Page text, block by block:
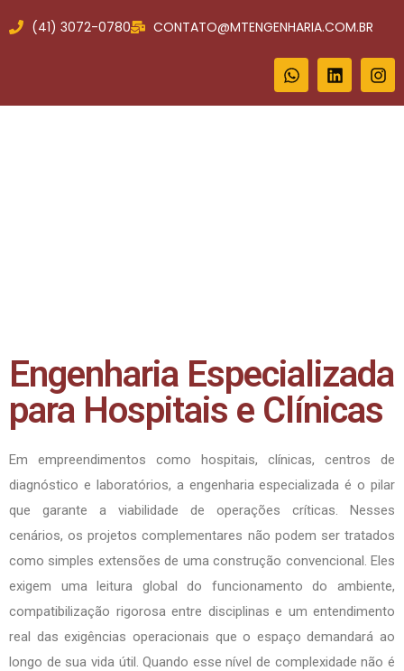
(41) 3072-0780 CONTATO@MTENGENHARIA.COM.BR
Engenharia Especializada
para Hospitais e Clínicas
Em empreendimentos como hospitais, clínicas, centros de
diagnóstico e laboratórios, a engenharia especializada é o pilar
que garante a viabilidade de operações críticas. Nesses
cenários, os projetos complementares não podem ser tratados
como simples extensões de uma construção convencional. Eles
exigem uma leitura global do funcionamento do ambiente,
compatibilização rigorosa entre disciplinas e um entendimento
real das exigências operacionais que o espaço demandará ao
longo de sua vida útil. Quando esse nível de complexidade não é